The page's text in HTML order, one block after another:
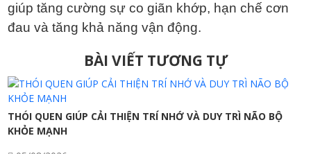
giúp tăng cường sự co giãn khớp, hạn chế cơn
đau và tăng khả năng vận động.
hướng
bài
viết
BÀI VIẾT TƯƠNG TỰ
THÓI QUEN GIÚP CẢI THIỆN TRÍ NHỚ VÀ DUY TRÌ NÃO BỘ
KHỎE MẠNH